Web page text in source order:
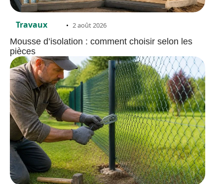
Travaux 2 août 2026
Mousse d’isolation : comment choisir selon les
pièces